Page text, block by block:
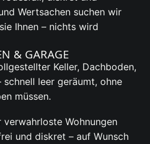
Wertsachen suchen wir
Ihnen – nichts wird
& GARAGE
Keller, Dachboden,
schnell leer geräumt, ohne
müssen.
Wohnungen
und diskret – auf Wunsch